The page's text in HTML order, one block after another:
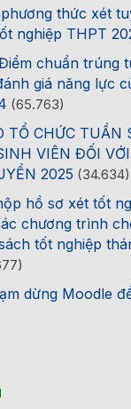
thức xét
nghiệp THPT
chuẩn trúng
giá năng lực
(65.763)
TỔ CHỨC TUẦN
VIÊN ĐỐI
2025 (34.634)
hồ sơ xét tốt
chương trình
tốt nghiệp
dừng Moodle